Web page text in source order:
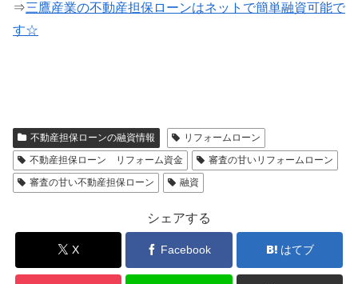
⇒三鷹産業の不動産担保ローンはネットで簡単融資可能で
す☆
不動産担保ローンの融資情報
リフォームローン
不動産担保ローン リフォーム資金
審査の甘いリフォームローン
審査の甘い不動産担保ローン
融資
シェアする
X Facebook はてブ